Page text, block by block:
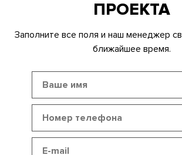
ПРОЕКТА
Заполните все поля и наш менеджер
ближайшее время.